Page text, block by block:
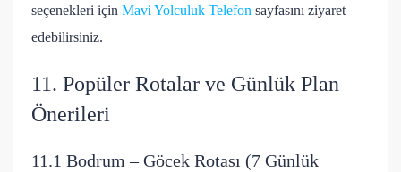
seçenekleri için Mavi Yolculuk Telefon sayfasını ziyaret
edebilirsiniz.
11. Popüler Rotalar ve Günlük Plan
Önerileri
11.1 Bodrum – Göcek Rotası (7 Günlük